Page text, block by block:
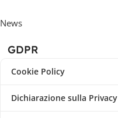
News
GDPR
Cookie Policy
Dichiarazione sulla Privacy